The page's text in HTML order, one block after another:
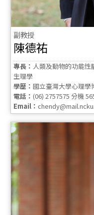
副教授
陳德祐
專長： 人類及動物的功能
生理學
學歷： 國立臺灣大學心理學
電話： (06) 2757575 分機
Email：